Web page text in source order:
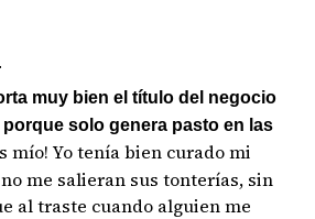
muy bien el título del negocio
solo genera pasto en las
mío! Yo tenía bien curado mi
me salieran sus tonterías, sin
al traste cuando alguien me